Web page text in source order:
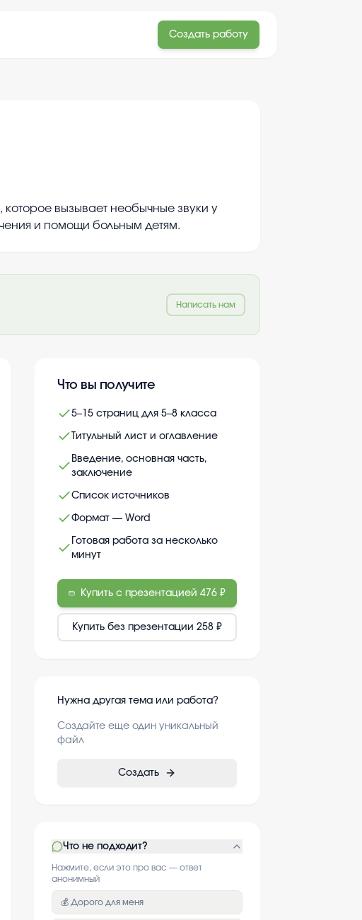
Создать работу
вызывает необычные звуки у
и помощи больным детям.
Написать нам
Что вы получите
5–15 страниц для 5–8 класса
Титульный лист и оглавление
Введение, основная часть,
заключение
Список источников
Формат — Word
Готовая работа за несколько
минут
Купить с презентацией 476 ₽
Купить без презентации 258 ₽
Нужна другая тема или работа?
Создайте еще один уникальный
файл
Создать
Что не подходит?
Нажмите, если это про вас — ответ
анонимный
💰 Дорого для меня